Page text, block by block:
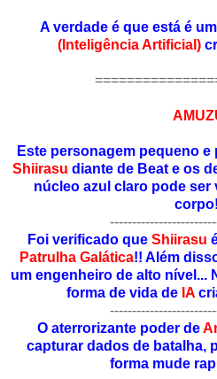
A verdade é que está é
(Inteligência Artificial)
Este personagem pequeno
Shiirasu diante de Beat e os
núcleo azul claro pode ser
Foi verificado que Shiirasu
Patrulha Galática!! Além
um engenheiro de alto nível...
forma de vida de IA
O aterrorizante poder de
capturar dados de batalha,
forma mude